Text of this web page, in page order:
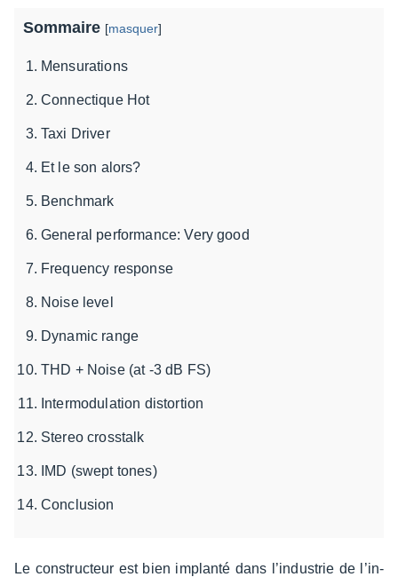
Sommaire [masquer]
Mensurations
Connectique Hot
Taxi Driver
Et le son alors?
Benchmark
General performance: Very good
Frequency response
Noise level
Dynamic range
THD + Noise (at -3 dB FS)
Intermodulation distortion
Stereo crosstalk
IMD (swept tones)
Conclusion
Le construc­teur est bien implanté dans l’in­dus­trie de l’in­